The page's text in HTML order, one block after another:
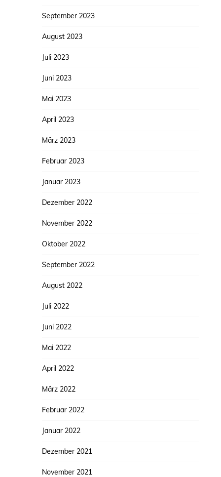
September 2023
August 2023
Juli 2023
Juni 2023
Mai 2023
April 2023
März 2023
Februar 2023
Januar 2023
Dezember 2022
November 2022
Oktober 2022
September 2022
August 2022
Juli 2022
Juni 2022
Mai 2022
April 2022
März 2022
Februar 2022
Januar 2022
Dezember 2021
November 2021